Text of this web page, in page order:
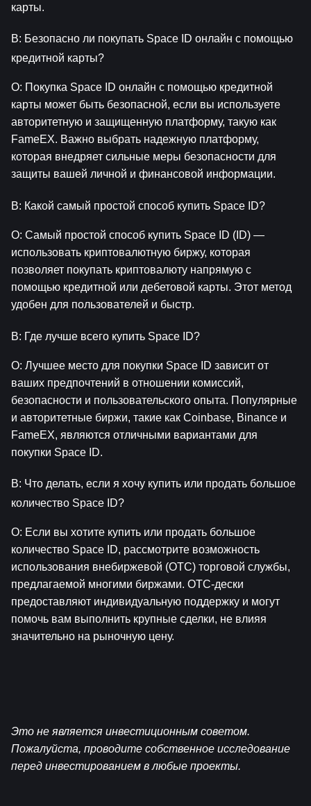
карты.
В: Безопасно ли покупать Space ID онлайн с помощью
кредитной карты?
О: Покупка Space ID онлайн с помощью кредитной
карты может быть безопасной, если вы используете
авторитетную и защищенную платформу, такую как
FameEX. Важно выбрать надежную платформу,
которая внедряет сильные меры безопасности для
защиты вашей личной и финансовой информации.
В: Какой самый простой способ купить Space ID?
О: Самый простой способ купить Space ID (ID) —
использовать криптовалютную биржу, которая
позволяет покупать криптовалюту напрямую с
помощью кредитной или дебетовой карты. Этот метод
удобен для пользователей и быстр.
В: Где лучше всего купить Space ID?
О: Лучшее место для покупки Space ID зависит от
ваших предпочтений в отношении комиссий,
безопасности и пользовательского опыта. Популярные
и авторитетные биржи, такие как Coinbase, Binance и
FameEX, являются отличными вариантами для
покупки Space ID.
В: Что делать, если я хочу купить или продать большое
количество Space ID?
О: Если вы хотите купить или продать большое
количество Space ID, рассмотрите возможность
использования внебиржевой (OTC) торговой службы,
предлагаемой многими биржами. OTC-дески
предоставляют индивидуальную поддержку и могут
помочь вам выполнить крупные сделки, не влияя
значительно на рыночную цену.
Это не является инвестиционным советом.
Пожалуйста, проводите собственное исследование
перед инвестированием в любые проекты.